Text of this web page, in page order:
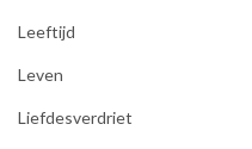
Leeftijd
Leven
Liefdesverdriet